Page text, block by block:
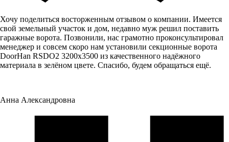
Хочу поделиться восторженным отзывом о компании. Имеется
свой земельный участок и дом, недавно муж решил поставить
гаражные ворота. Позвонили, нас грамотно проконсультировал
менеджер и совсем скоро нам установили секционные ворота
DoorHan RSDO2 3200x3500 из качественного надёжного
материала в зелёном цвете. Спасибо, будем обращаться ещё.
Анна Александровна